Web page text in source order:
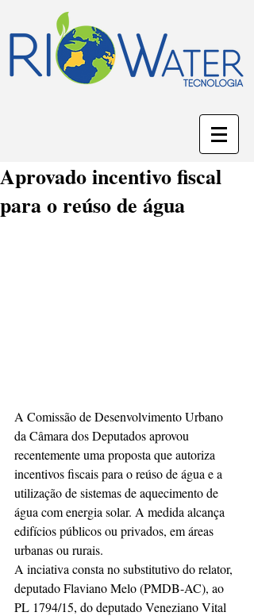
Aprovado incentivo fiscal
para o reúso de água
A Comissão de Desenvolvimento Urbano
da Câmara dos Deputados aprovou
recentemente uma proposta que autoriza
incentivos fiscais para o reúso de água e a
utilização de sistemas de aquecimento de
água com energia solar. A medida alcança
edifícios públicos ou privados, em áreas
urbanas ou rurais.
A inciativa consta no substitutivo do relator,
deputado Flaviano Melo (PMDB-AC), ao
PL 1794/15, do deputado Veneziano Vital